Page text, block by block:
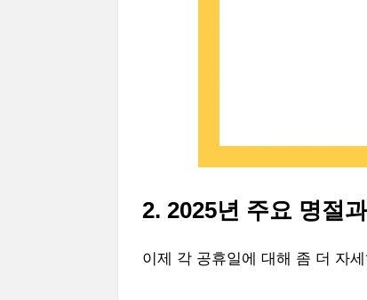
2. 2025년 주요 명절
이제 각 공휴일에 대해 좀 더 자